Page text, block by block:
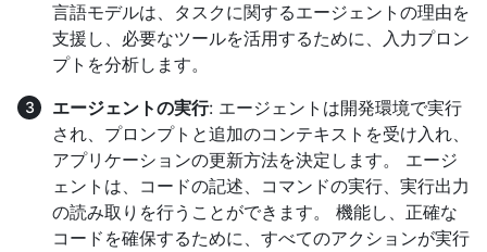
言語モデルは、タスクに関するエージェントの理由を
支援し、必要なツールを活用するために、入力プロン
プトを分析します。
エージェントの実行: エージェントは開発環境で実行
され、プロンプトと追加のコンテキストを受け入れ、
アプリケーションの更新方法を決定します。 エージ
ェントは、コードの記述、コマンドの実行、実行出力
の読み取りを行うことができます。 機能し、正確な
コードを確保するために、すべてのアクションが実行